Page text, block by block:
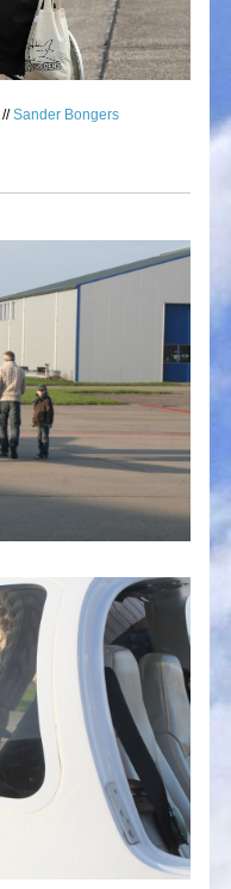
//Sander Bongers